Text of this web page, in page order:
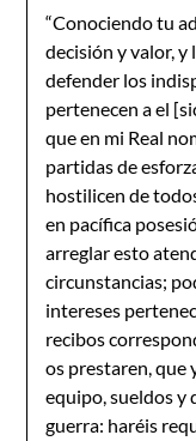
“Conociendo tu
decisión y valor, y
defender los
pertenecen a el
que en mi Real
partidas de
hostilicen de
en pacífica
arreglar esto
circunstancias;
intereses
recibos
os prestaren, que
equipo, sueldos y
guerra: haréis